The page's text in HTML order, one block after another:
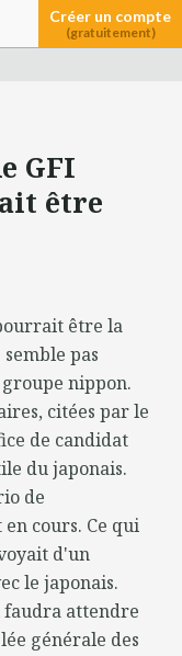
Créer un compte
(gratuitement)
GFI
être
être la
pas
nippon.
citées par le
de candidat
du japonais.
de
cours. Ce qui
d'un
le japonais.
faudra attendre
générale des